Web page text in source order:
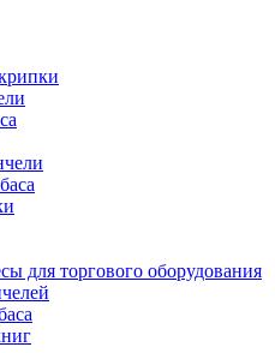
для торгового оборудования